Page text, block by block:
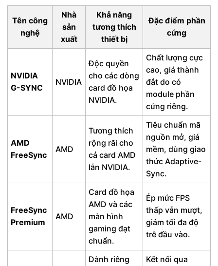
Tên công
nghệ
Nhà
sản
xuất
Khả năng
tương thích
thiết bị
Đặc điểm phần
cứng
NVIDIA
G-SYNC
NVIDIA
Độc quyền
cho các dòng
card đồ họa
NVIDIA.
Chất lượng cực
cao, giá thành
đắt do có
module phần
cứng riêng.
AMD
FreeSync
AMD
Tương thích
rộng rãi cho
cả card AMD
lẫn NVIDIA.
Tiêu chuẩn mã
nguồn mở, giá
mềm, dùng giao
thức Adaptive-
Sync.
FreeSync
Premium
AMD
Card đồ họa
AMD và các
màn hình
gaming đạt
chuẩn.
Ép mức FPS
thấp vẫn mượt,
giảm tối đa độ
trễ đầu vào.
Dành riêng
Kết nối qua